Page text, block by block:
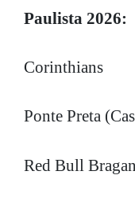
Paulista 2026:
Corinthians
Ponte Preta
Red Bull